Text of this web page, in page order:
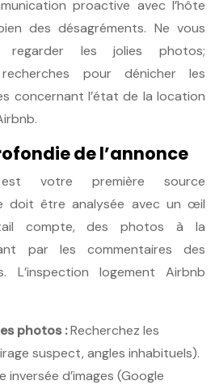
proactive avec l’hôte
des désagréments. Ne vous
les jolies photos;
pour dénicher les
concernant l’état de la location
de l’annonce
est votre première source
doit être analysée avec un œil
compte, des photos à la
par les commentaires des
L’inspection logement Airbnb
photos :Recherchez les
suspect, angles inhabituels).
inversée d’images (Google